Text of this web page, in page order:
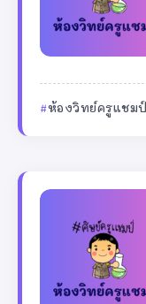
ห้องวิทย์ครูแชมป์